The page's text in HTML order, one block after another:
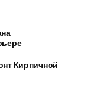
Кирпичной